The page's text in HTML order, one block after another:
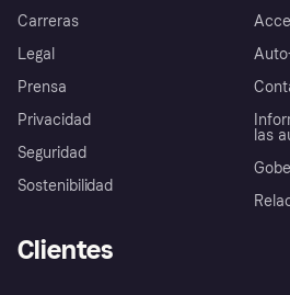
Carreras
Legal
Prensa
Privacidad
Seguridad
Sostenibilidad
las
Clientes